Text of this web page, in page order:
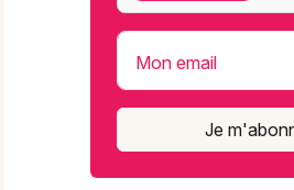
Mon email
Je